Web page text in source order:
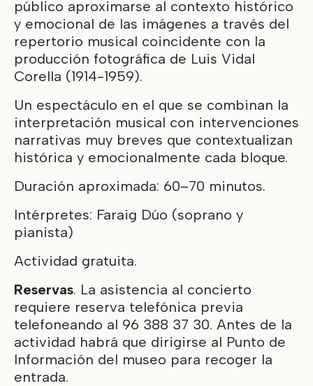
público aproximarse al contexto histórico
y emocional de las imágenes a través del
repertorio musical coincidente con la
producción fotográfica de Luis Vidal
Corella (1914-1959).
Un espectáculo en el que se combinan la
interpretación musical con intervenciones
narrativas muy breves que contextualizan
histórica y emocionalmente cada bloque.
Duración aproximada: 60–70 minutos.
Intérpretes: Faraig Dúo (soprano y
pianista)
Actividad gratuita.
Reservas. La asistencia al concierto
requiere reserva telefónica previa
telefoneando al 96 388 37 30. Antes de la
actividad habrá que dirigirse al Punto de
Información del museo para recoger la
entrada.